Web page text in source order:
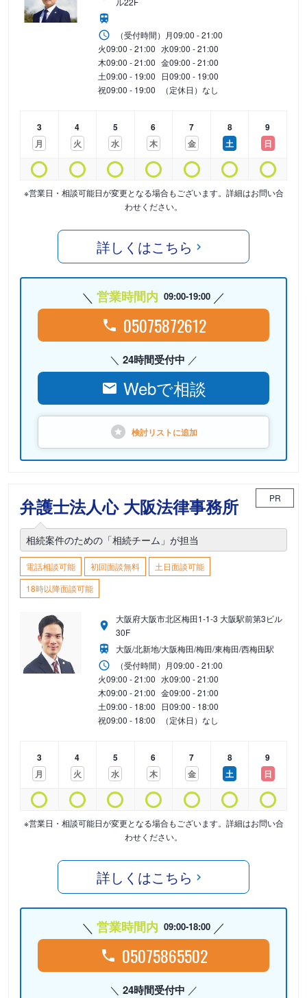
（受付時間） 月09:00 - 21:00
火09:00 - 21:00 水09:00 - 21:00
木09:00 - 21:00 金09:00 - 21:00
土09:00 - 19:00 日09:00 - 19:00
祝09:00 - 19:00 （定休日）なし
3
月
4
火
5
水
6
木
7
金
8
土
9
日
※営業日・相談可能日が変更となる場合もございます。詳細はお問い合
わせください。
詳しくはこちら
営業時間内 09:00-19:00
05075872612
24時間受付中
Webで相談
検討リストに追加
弁護士法人心 大阪法律事務所 PR
相続案件のための「相続チーム」が担当
電話相談可能 初回面談無料
土日面談可能
18時以降面談可能
大阪府大阪市北区梅田1-1-3 大阪駅前第3ビル
30F
大阪/北新地/大阪梅田/梅田/東梅田/西梅田駅
（受付時間） 月09:00 - 21:00
火09:00 - 21:00 水09:00 - 21:00
木09:00 - 21:00 金09:00 - 21:00
土09:00 - 18:00 日09:00 - 18:00
祝09:00 - 18:00 （定休日）なし
3
月
4
火
5
水
6
木
7
金
8
土
9
日
※営業日・相談可能日が変更となる場合もございます。詳細はお問い合
わせください。
詳しくはこちら
営業時間内 09:00-18:00
05075865502
24時間受付中